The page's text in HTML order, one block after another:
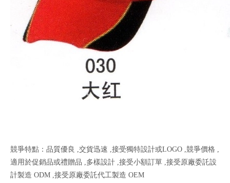
競爭特點：品質優良 ,交貨迅速 ,接受獨特設計或LOGO ,競爭價格 ,
適用於促銷品或禮贈品 ,多樣設計 ,接受小額訂單 ,接受原廠委託設
計製造 ODM ,接受原廠委託代工製造 OEM